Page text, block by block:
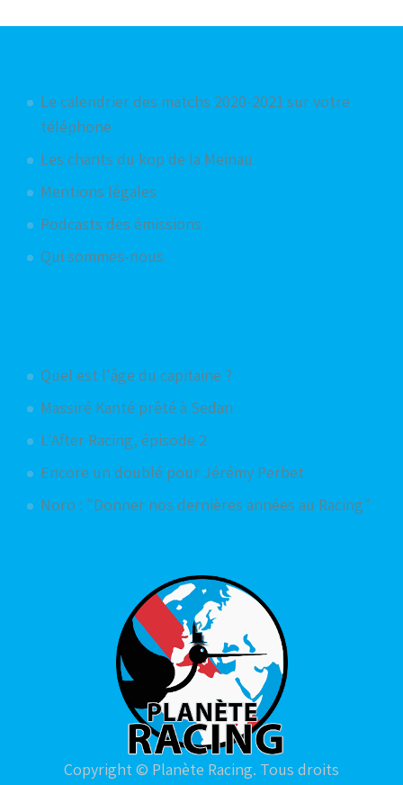
Le calendrier des matchs 2020-2021 sur votre
téléphone
Les chants du kop de la Meinau
Mentions légales
Podcasts des émissions
Qui sommes-nous
Quel est l'âge du capitaine ?
Massiré Kanté prêté à Sedan
L'After Racing, épisode 2
Encore un doublé pour Jérémy Perbet
Noro : "Donner nos dernières années au Racing"
Copyright © Planète Racing. Tous droits